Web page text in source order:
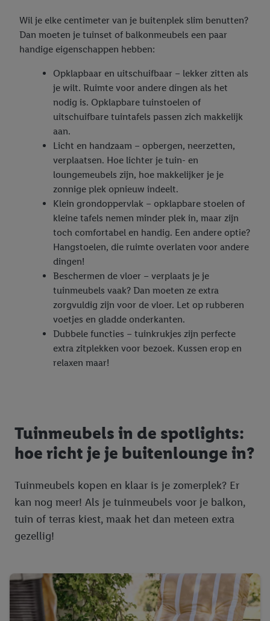
Wil je elke centimeter van je buitenplek slim benutten?
Dan moeten je tuinset of balkonmeubels een paar
handige eigenschappen hebben:
Opklapbaar en uitschuifbaar – lekker zitten als
je wilt. Ruimte voor andere dingen als het
nodig is. Opklapbare tuinstoelen of
uitschuifbare tuintafels passen zich makkelijk
aan.
Licht en handzaam – opbergen, neerzetten,
verplaatsen. Hoe lichter je tuin- en
loungemeubels zijn, hoe makkelijker je je
zonnige plek opnieuw indeelt.
Klein grondoppervlak – opklapbare stoelen of
kleine tafels nemen minder plek in, maar zijn
toch comfortabel en handig. Een andere optie?
Hangstoelen, die ruimte overlaten voor andere
dingen!
Beschermen de vloer – verplaats je je
tuinmeubels vaak? Dan moeten ze extra
zorgvuldig zijn voor de vloer. Let op rubberen
voetjes en gladde onderkanten.
Dubbele functies – tuinkrukjes zijn perfecte
extra zitplekken voor bezoek. Kussen erop en
relaxen maar!
Tuinmeubels in de spotlights:
hoe richt je je buitenlounge in?
Tuinmeubels kopen en klaar is je zomerplek? Er
kan nog meer! Als je tuinmeubels voor je balkon,
tuin of terras kiest, maak het dan meteen extra
gezellig!